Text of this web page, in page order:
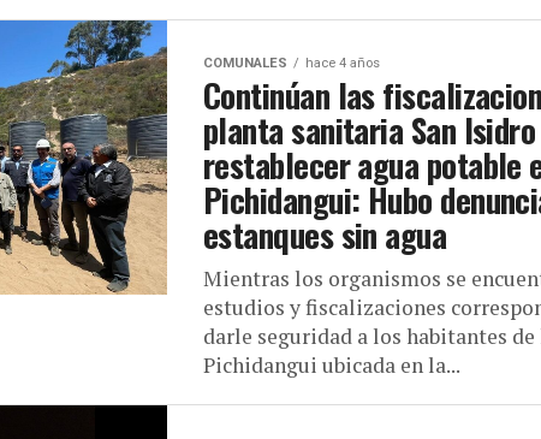
COMUNALES hace 4 años
Continúan las
planta sanitaria San
restablecer agua potable
Pichidangui: Hubo
estanques sin agua
Mientras los organismos se
estudios y fiscalizaciones
darle seguridad a los habitantes
Pichidangui ubicada en la...